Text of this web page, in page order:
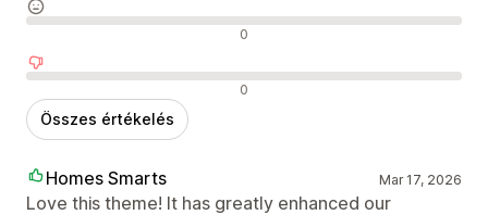
Semleges értékelések 0
Negatív értékelések 0
Összes értékelés
Homes Smarts Mar 17, 2026
Love this theme! It has greatly enhanced our